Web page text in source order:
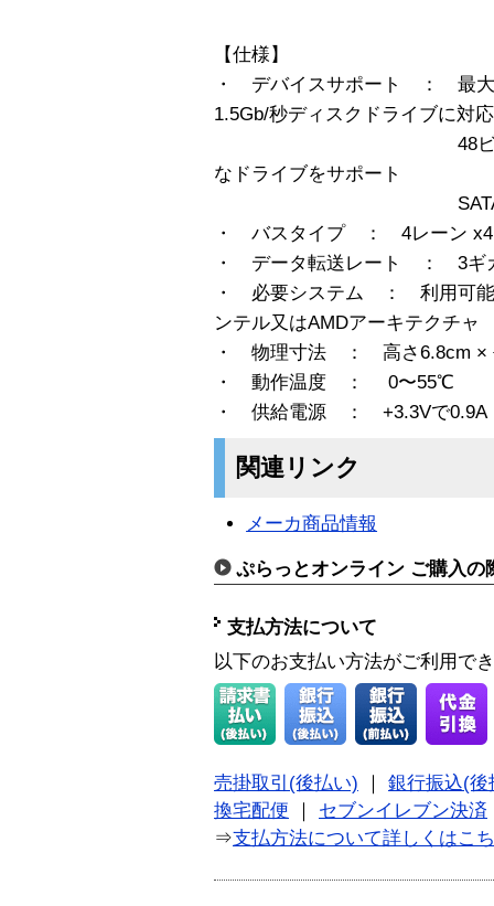
【仕様】
・ デバイスサポート ： 最大4
1.5Gb/秒ディスクドライブに対応
48ビットLBAサポ
なドライブをサポート
SATAテープ
・ バスタイプ ： 4レーン x4
・ データ転送レート ： 3ギ
・ 必要システム ： 利用可能
ンテル又はAMDアーキテクチャ
・ 物理寸法 ： 高さ6.8cm ×
・ 動作温度 ： 0〜55℃
・ 供給電源 ： +3.3Vで0.9A
関連リンク
メーカ商品情報
ぷらっとオンライン ご購入の
支払方法について
以下のお支払い方法がご利用で
売掛取引(後払い)
銀行振込(後
換宅配便
セブンイレブン決済
⇒支払方法について詳しくはこ